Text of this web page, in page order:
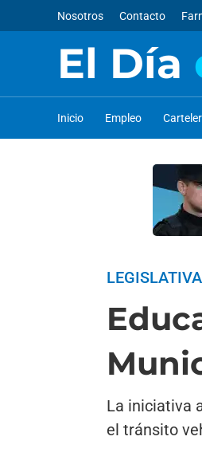
Nosotros Contacto
El Día
Inicio Empleo
La iniciativa
el tránsito